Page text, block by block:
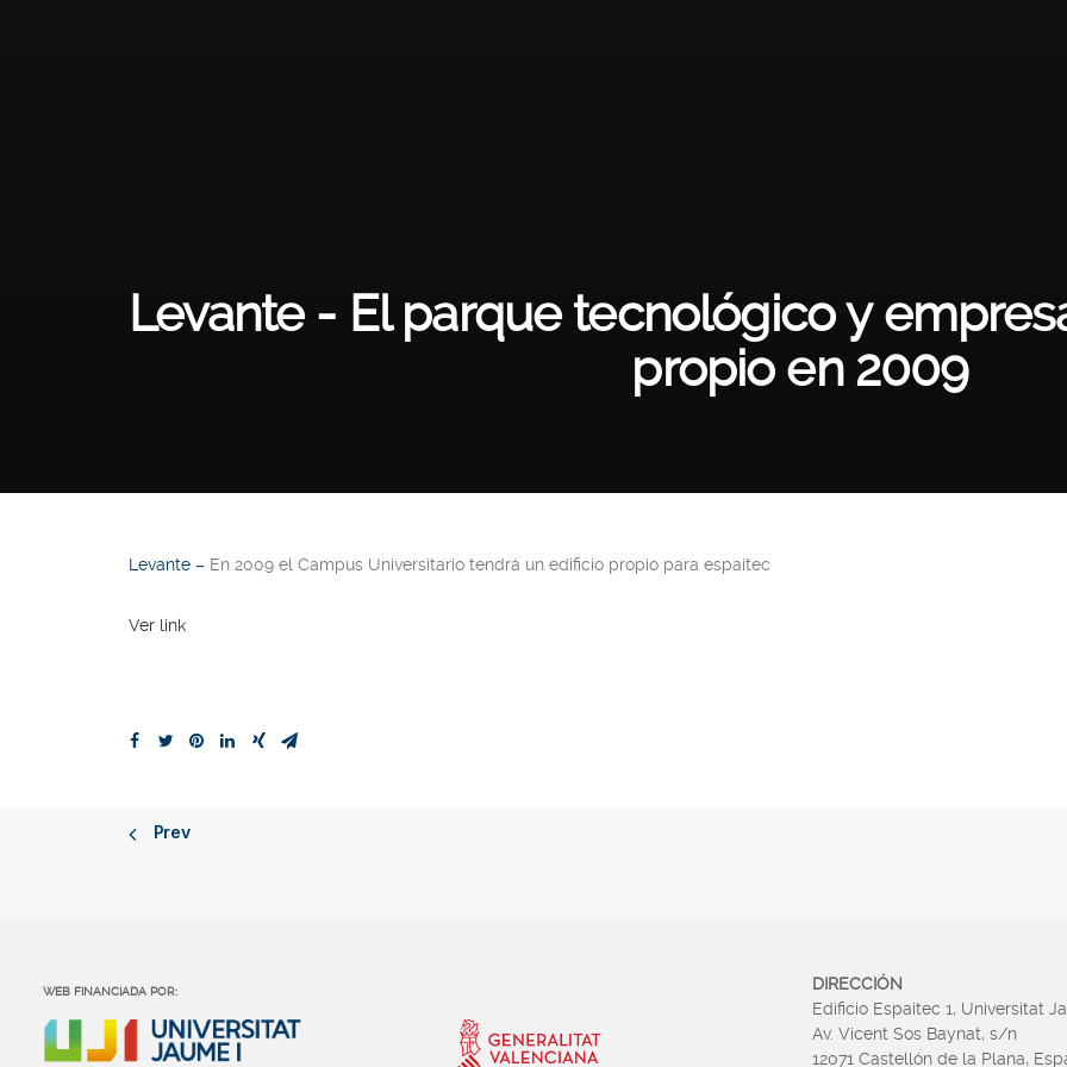
Levante - El parque tecnológico y
propio en 2009
Levante – En 2009 el Campus Universitario tendrá un edificio propio para espaitec
Ver link
Prev
WEB FINANCIADA POR:
DIRECCIÓN
Edificio Espaitec 1, Universitat
Av. Vicent Sos Baynat, s/n
12071 Castellón de la Plana,